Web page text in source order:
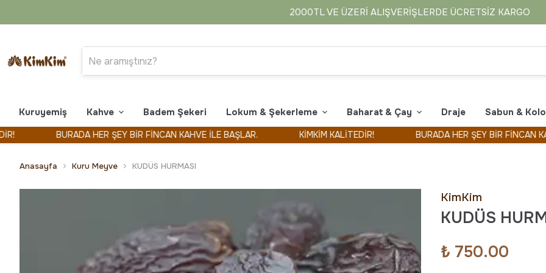
2000TL VE ÜZERI ALIŞVERIŞLERDE ÜCRETSIZ KARGO
Kuruyemiş Kahve Badem Şekeri Lokum & Şekerleme Baharat & Çay Draje Sabun &
BURADA HER ŞEY BİR FİNCAN KAHVE İLE BAŞLAR. KİMKİM KALİTEDİR! BURADA HER ŞEY BİR FİNCAN KAHVE
Anasayfa Kuru Meyve KUDÜS HURMASI
KimKim
KUDÜS
₺ 750.00